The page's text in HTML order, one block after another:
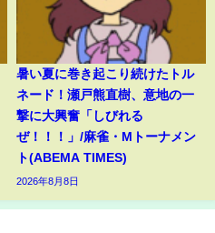
暑い夏に巻き起こり続けたトル
ネード！瀬戸熊直樹、意地の一
撃に大興奮「しびれる
ぜ！！！」/麻雀・Mトーナメン
ト(ABEMA TIMES)
2026年8月8日